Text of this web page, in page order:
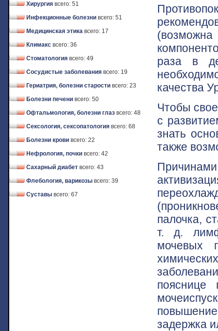
Хирургия всего: 51
Инфекционные болезни всего: 51
Медицинская этика всего: 17
Климакс всего: 36
Стоматология всего: 49
Сосудистые заболевания всего: 19
Гериатрия, болезни старости всего: 23
Болезни печени всего: 50
Офтальмология, болезни глаз всего: 48
Сексология, сексопатология всего: 68
Болезни крови всего: 22
Нефрология, почки всего: 42
Сахарный диабет всего: 43
Флебология, варикозы всего: 39
Суставы всего: 67
раза в
качества
Чтобы
с
знать
также
палочка,
т. д.
мочевых
пояснице
задержка